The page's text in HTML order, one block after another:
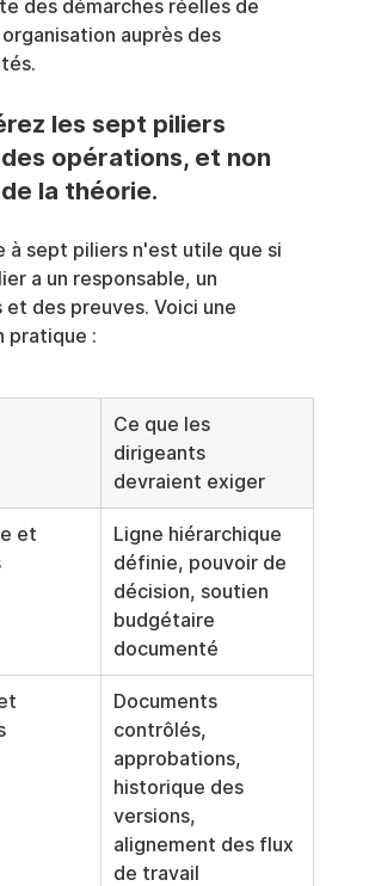
des démarches réelles de
auprès des
les sept piliers
opérations, et non
la théorie.
à sept piliers n'est utile que si
a un responsable, un
et des preuves. Voici une
pratique :
Ce que les
dirigeants
devraient exiger
et
Ligne hiérarchique
définie, pouvoir de
décision, soutien
budgétaire
documenté
Documents
contrôlés,
approbations,
historique des
versions,
alignement des flux
de travail